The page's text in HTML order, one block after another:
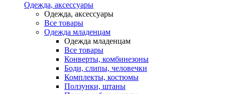
Одежда, аксессуары
Одежда, аксессуары
Все товары
Одежда младенцам
Одежда младенцам
Все товары
Конверты, комбинезоны
Боди, слипы, человечки
Комплекты, костюмы
Ползунки, штаны